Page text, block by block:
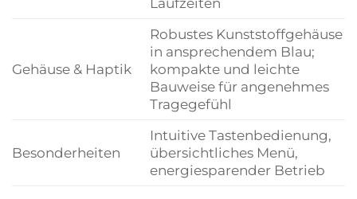
Gehäuse & Haptik
Robustes Kunststoffgehäuse
in ansprechendem Blau;
kompakte und leichte
Bauweise für angenehmes
Tragegefühl
Besonderheiten
Intuitive Tastenbedienung,
übersichtliches Menü,
energiesparender Betrieb